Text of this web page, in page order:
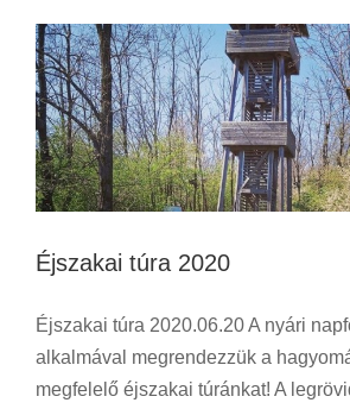
Éjszakai túra 2020
Éjszakai túra 2020.06.20 A nyári
alkalmával megrendezzük a
megfelelő éjszakai túránkat! A